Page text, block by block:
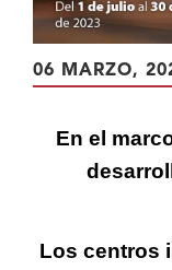
06 MARZO,
En el
Los centros